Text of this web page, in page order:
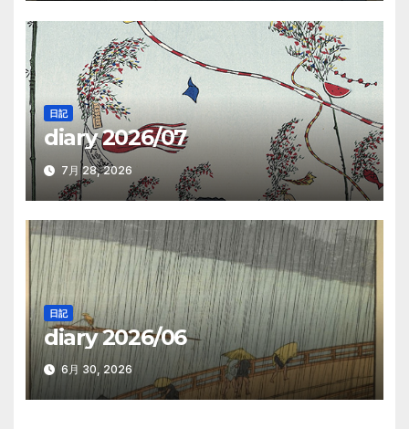
日記
diary 2026/07
7月 28, 2026
日記
diary 2026/06
6月 30, 2026